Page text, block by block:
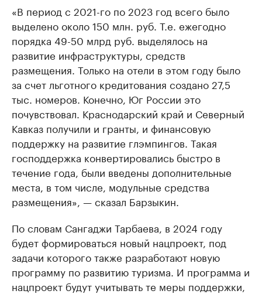
«В период с 2021-го по 2023 год всего было
выделено около 150 млн. руб. Т.е. ежегодно
порядка 49-50 млрд руб. выделялось на
развитие инфраструктуры, средств
размещения. Только на отели в этом году было
за счет льготного кредитования создано 27,5
тыс. номеров. Конечно, Юг России это
почувствовал. Краснодарский край и Северный
Кавказ получили и гранты, и финансовую
поддержку на развитие глэмпингов. Такая
господдержка конвертировались быстро в
течение года, были введены дополнительные
места, в том числе, модульные средства
размещения», — сказал Барзыкин.
По словам Сангаджи Тарбаева, в 2024 году
будет формироваться новый нацпроект, под
задачи которого также разработают новую
программу по развитию туризма. И программа и
нацпроект будут учитывать те меры поддержки,